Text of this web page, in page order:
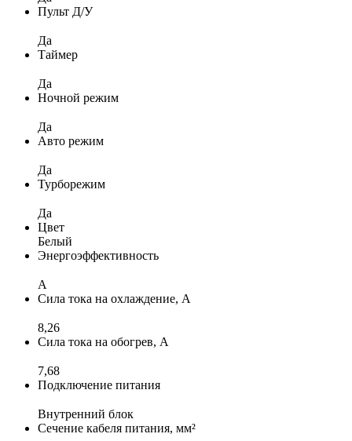
Пульт Д/У
Да
Таймер
Да
Ночной режим
Да
Авто режим
Да
Турборежим
Да
Цвет
Белый
Энергоэффективность
A
Сила тока на охлаждение, А
8,26
Сила тока на обогрев, А
7,68
Подключение питания
Внутренний блок
Сечение кабеля питания, мм²